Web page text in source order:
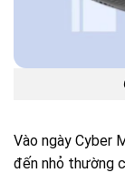
Vào ngày Cyber
đến nhỏ thường